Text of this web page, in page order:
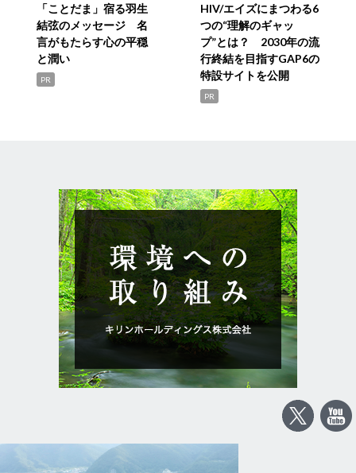
「ことだま」宿る羽生
結弦のメッセージ 名
言がもたらす心の平穏
と潤い
PR
HIV/エイズにまつわる6
つの“理解のギャッ
プ”とは？ 2030年の流
行終結を目指すGAP6の
特設サイトを公開
PR